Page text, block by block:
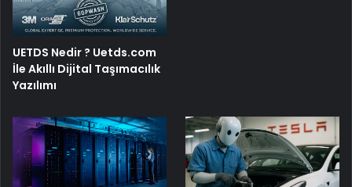
UETDS Nedir ? Uetds.com
İle Akıllı Dijital Taşımacılık
Yazılımı